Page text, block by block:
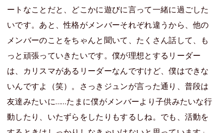
ートなことだと、どこかに遊びに言って一緒に過ごした
いです。あと、性格がメンバーそれぞれ違うから、他の
メンバーのことをちゃんと聞いて、たくさん話して、も
っと頑張っていきたいです。僕が理想とするリーダー
は、カリスマがあるリーダーなんですけど、僕はできな
いんですよ（笑）。さっきジュンが言った通り、普段は
友達みたいに……たまに僕がメンバーより子供みたいな行
動したり、いたずらをしたりもするしね。でも、活動を